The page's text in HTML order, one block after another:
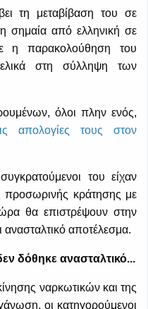
τη μεταβίβαση του σε
σημαία από ελληνική σε
η παρακολούθηση του
στη σύλληψη των
όλοι πλην ενός,
απολογίες τους στον
του είχαν
προσωρινής κράτησης με
θα επιστρέψουν στην
αποτέλεσμα.
δόθηκε ανασταλτικό...
ναρκωτικών και της
οι κατηγορούμενοι